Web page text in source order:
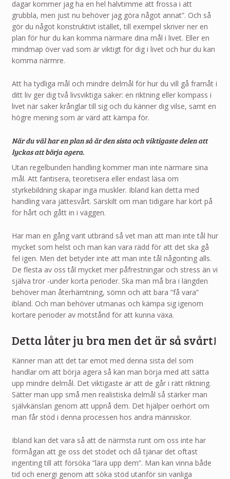
dagar kommer jag ha en hel halvtimme att frossa i att
grubbla, men just nu behöver jag göra något annat”. Och så
gör du något konstruktivt istället, till exempel skriver ner en
plan för hur du kan komma närmare dina mål i livet. Eller en
mindmap över vad som är viktigt för dig i livet och hur du kan
komma närmre.
Att ha tydliga mål och mindre delmål för hur du vill gå framåt i
ditt liv ger dig två livsviktiga saker: en riktning eller kompass i
livet när saker krånglar till sig och du känner dig vilse, samt en
högre mening som är värd att kämpa för.
När du väl har en plan så är den sista och viktigaste delen att
lyckas att börja agera.
Utan regelbunden handling kommer man inte närmare sina
mål. Att fantisera, teoretisera eller endast läsa om
styrkebildning skapar inga muskler. Ibland kan detta med
handling vara jättesvårt. Särskilt om man tidigare har kört på
för hårt och gått in i väggen.
Har man en gång varit utbränd så vet man att man inte tål hur
mycket som helst och man kan vara rädd för att det ska gå
fel igen. Men det betyder inte att man inte tål någonting alls.
De flesta av oss tål mycket mer påfrestningar och stress än vi
själva tror -under korta perioder. Ska man må bra i längden
behöver man återhämtning, sömn och att bara ”få vara”
ibland. Och man behöver utmanas och kämpa sig igenom
kortare perioder av motstånd för att kunna växa.
Detta låter ju bra men det är så svårt!
Känner man att det tar emot med denna sista del som
handlar om att börja agera så kan man börja med att sätta
upp mindre delmål. Det viktigaste är att de går i rätt riktning.
Sätter man upp små men realistiska delmål så stärker man
självkänslan genom att uppnå dem. Det hjälper oerhört om
man får stöd i denna processen hos andra människor.
Ibland kan det vara så att de närmsta runt om oss inte har
förmågan att ge oss det stödet och då tjänar det oftast
ingenting till att försöka ”lära upp dem”. Man kan vinna både
tid och energi genom att söka stöd utanför sin vanliga